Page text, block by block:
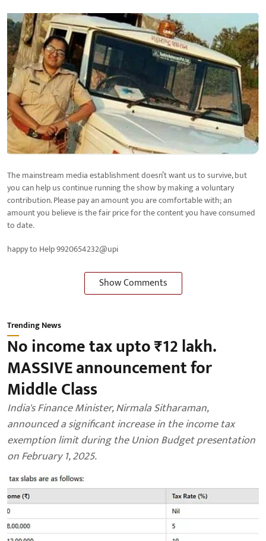
The mainstream media establishment doesn’t want us to survive, but
you can help us continue running the show by making a voluntary
contribution. Please pay an amount you are comfortable with; an
amount you believe is the fair price for the content you have consumed
to date.
happy to Help 9920654232@upi
Show Comments
Trending News
No income tax upto ₹12 lakh.
MASSIVE announcement for
Middle Class
India's Finance Minister, Nirmala Sitharaman,
announced a significant increase in the income tax
exemption limit during the Union Budget presentation
on February 1, 2025.